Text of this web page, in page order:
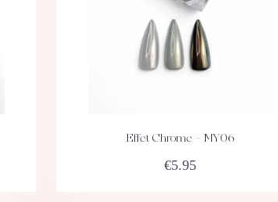
ACHETEZ DÉTAILS
Effet Chrome – MY06
€5.95